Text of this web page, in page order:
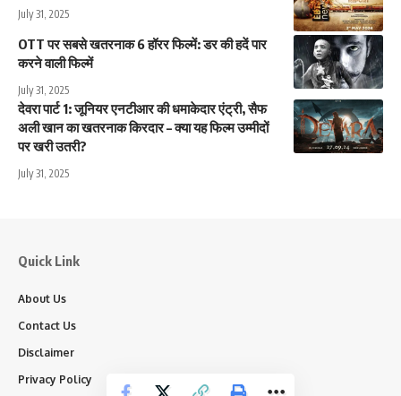
July 31, 2025
OTT पर सबसे खतरनाक 6 हॉरर फिल्में: डर की हदें पार
करने वाली फिल्में
July 31, 2025
देवरा पार्ट 1: जूनियर एनटीआर की धमाकेदार एंट्री, सैफ
अली खान का खतरनाक किरदार – क्या यह फिल्म उम्मीदों
पर खरी उतरी?
July 31, 2025
Quick Link
About Us
Contact Us
Disclaimer
Privacy Policy